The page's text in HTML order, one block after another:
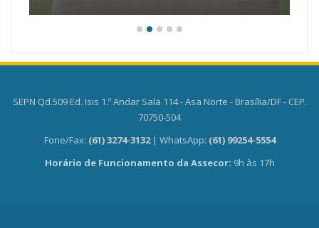
SEPN Qd.509 Ed. Isis 1.º Andar Sala 114 - Asa Norte - Brasília/DF - CEP.
70750-504
Fone/Fax: (61) 3274-3132 | WhatsApp: (61) 99254-5554
Horário de Funcionamento da Assecor: 9h às 17h